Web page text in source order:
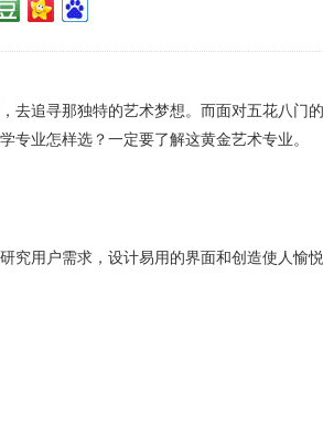
去追寻那独特的艺术梦想。而面对五花八门的
专业怎样选？一定要了解这黄金艺术专业。
究用户需求，设计易用的界面和创造使人愉悦